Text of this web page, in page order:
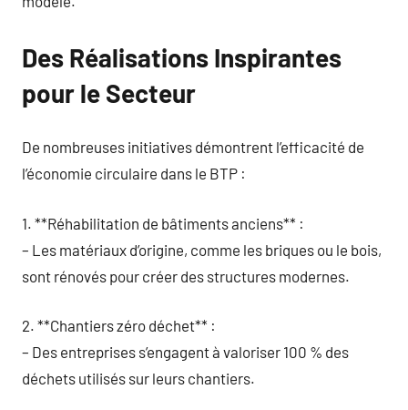
Des Réalisations Inspirantes
pour le Secteur
De nombreuses initiatives démontrent l’efficacité de
l’économie circulaire dans le BTP :
1. **Réhabilitation de bâtiments anciens** :
– Les matériaux d’origine, comme les briques ou le bois,
sont rénovés pour créer des structures modernes.
2. **Chantiers zéro déchet** :
– Des entreprises s’engagent à valoriser 100 % des
déchets utilisés sur leurs chantiers.